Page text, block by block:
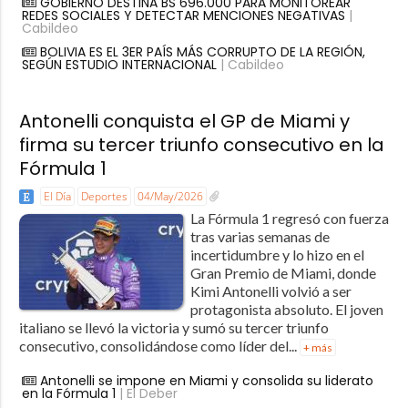
REDES SOCIALES Y DETECTAR MENCIONES NEGATIVAS |
Cabildeo
BOLIVIA ES EL 3ER PAÍS MÁS CORRUPTO DE LA REGIÓN,
SEGÚN ESTUDIO INTERNACIONAL| Cabildeo
Antonelli conquista el GP de Miami y
firma su tercer triunfo consecutivo en la
Fórmula 1
El Día Deportes 04/May/2026
La Fórmula 1 regresó con fuerza
tras varias semanas de
incertidumbre y lo hizo en el
Gran Premio de Miami, donde
Kimi Antonelli volvió a ser
protagonista absoluto. El joven
italiano se llevó la victoria y sumó su tercer triunfo
consecutivo, consolidándose como líder del... + más
Antonelli se impone en Miami y consolida su liderato
en la Fórmula 1 | El Deber